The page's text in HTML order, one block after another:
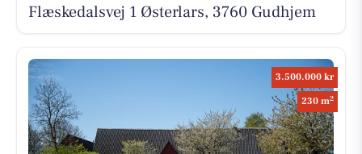
Flæskedalsvej 1 Østerlars, 3760 Gudhjem
3.500.000 kr
230 m2